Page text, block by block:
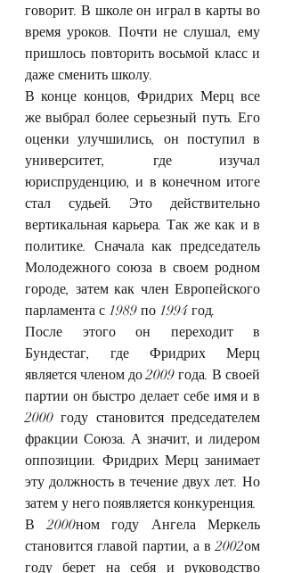
говорит. В школе он играл в карты во
время уроков. Почти не слушал, ему
пришлось повторить восьмой класс и
даже сменить школу.
В конце концов, Фридрих Мерц все
же выбрал более серьезный путь. Его
оценки улучшились, он поступил в
университет, где изучал
юриспруденцию, и в конечном итоге
стал судьей. Это действительно
вертикальная карьера. Так же как и в
политике. Сначала как председатель
Молодежного союза в своем родном
городе, затем как член Европейского
парламента с 1989 по 1994 год.
После этого он переходит в
Бундестаг, где Фридрих Мерц
является членом до 2009 года. В своей
партии он быстро делает себе имя и в
2000 году становится председателем
фракции Союза. А значит, и лидером
оппозиции. Фридрих Мерц занимает
эту должность в течение двух лет. Но
затем у него появляется конкуренция.
В 2000ном году Ангела Меркель
становится главой партии, а в 2002ом
году берет на себя и руководство